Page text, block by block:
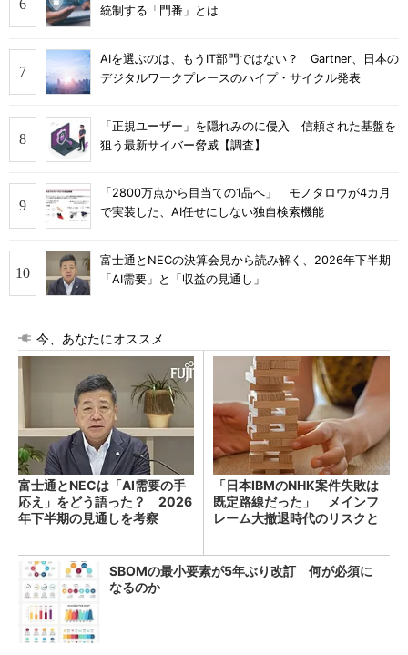
統制する「門番」とは
AIを選ぶのは、もうIT部門ではない？ Gartner、日本の
デジタルワークプレースのハイプ・サイクル発表
「正規ユーザー」を隠れみのに侵入 信頼された基盤を
狙う最新サイバー脅威【調査】
「2800万点から目当ての1品へ」 モノタロウが4カ月
で実装した、AI任せにしない独自検索機能
富士通とNECの決算会見から読み解く、2026年下半期
「AI需要」と「収益の見通し」
今、あなたにオススメ
富士通とNECは「AI需要の手
応え」をどう語った？ 2026
年下半期の見通しを考察
「日本IBMのNHK案件失敗は
既定路線だった」 メインフ
レーム大撤退時代のリスクと
SBOMの最小要素が5年ぶり改訂 何が必須に
なるのか